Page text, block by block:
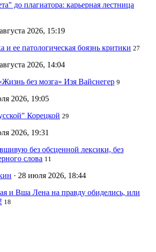
до плагиатора: карьерная лестница
2026, 15:19
и ее патологическая боязнь критики 27
2026, 14:04
без мозга» Изя Вайснегер 9
2026, 19:05
Корецкой 29
2026, 19:31
без обсценной лексики, без
слова 11
· 28 июля 2026, 18:44
и Вша Лена на правду обиделись, или
18